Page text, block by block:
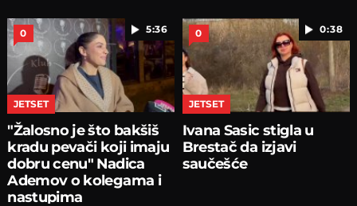
5:36
0
JETSET
"Žalosno je što bakšiš
kradu pevači koji imaju
dobru cenu" Nadica
Ademov o kolegama i
nastupima
0:38
0
JETSET
Ivana Sasic stigla u
Brestač da izjavi
saučešće